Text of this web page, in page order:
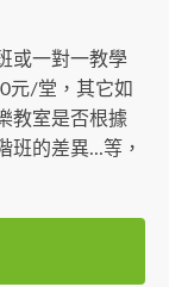
或一對一教學
元/堂，其它如
教室是否根據
班的差異...等，